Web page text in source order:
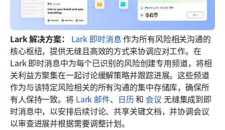
Lark 解决方案： Lark 即时消息 作为所有风险相关沟通的
核心枢纽，提供无缝且高效的方式来协调应对工作。在
Lark 即时消息中为每个已识别的风险创建专用频道，将相
关利益方聚集在一起讨论缓解策略并跟踪进展。这些频道
作为与该特定风险相关的所有沟通的集中存储库，确保所
有人保持一致。将 Lark 邮件、 日历 和 会议 无缝集成到即
时消息中，以安排后续讨论、共享关键文档，并协调会议
以审查进展并根据需要调整计划。